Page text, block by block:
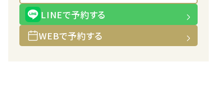
LINEで予約する
WEBで予約する